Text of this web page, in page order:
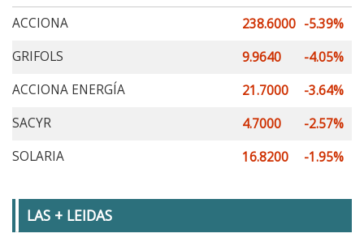
ACCIONA 238.6000 -5.39%
GRIFOLS
9.9640
-4.05%
ACCIONA ENERGÍA
21.7000
-3.64%
SACYR
4.7000
-2.57%
SOLARIA
16.8200 -1.95%
LAS + LEIDAS